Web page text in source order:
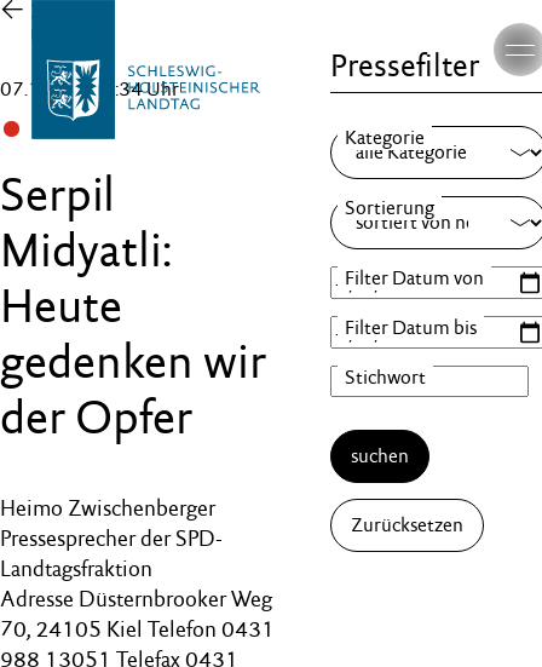
Zur
Übersicht
07.10.25 , 16:34 Uhr
Serpil
Midyatli:
Heute
gedenken wir
der Opfer
Heimo Zwischenberger
Pressesprecher der SPD-
Landtagsfraktion
Adresse Düsternbrooker Weg
70, 24105 Kiel Telefon 0431
988 13051 Telefax 0431
Pressefilter
suchen
Zurücksetzen